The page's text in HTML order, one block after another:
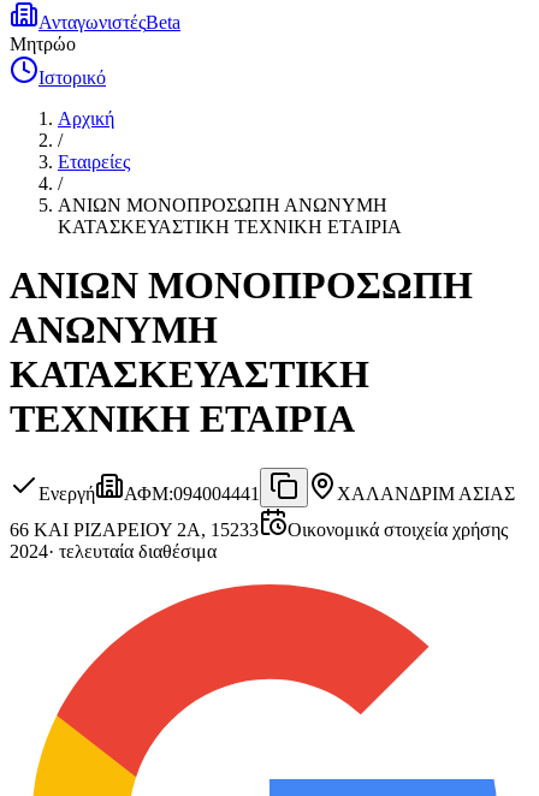
ΑνταγωνιστέςBeta
Μητρώο
Ιστορικό
Αρχική
/
Εταιρείες
/
ΑΝΙΩΝ ΜΟΝΟΠΡΟΣΩΠΗ ΑΝΩΝΥΜΗ
ΚΑΤΑΣΚΕΥΑΣΤΙΚΗ ΤΕΧΝΙΚΗ ΕΤΑΙΡΙΑ
ΑΝΙΩΝ ΜΟΝΟΠΡΟΣΩΠΗ
ΑΝΩΝΥΜΗ
ΚΑΤΑΣΚΕΥΑΣΤΙΚΗ
ΤΕΧΝΙΚΗ ΕΤΑΙΡΙΑ
Ενεργή ΑΦΜ:094004441 ΧΑΛΑΝΔΡΙΜ ΑΣΙΑΣ
66 ΚΑΙ ΡΙΖΑΡΕΙΟΥ 2Α, 15233
Οικονομικά στοιχεία χρήσης
2024· τελευταία διαθέσιμα